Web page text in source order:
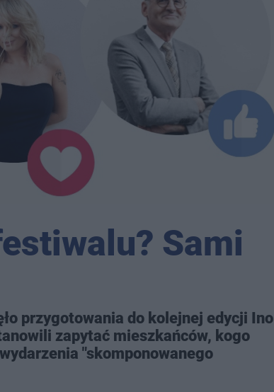
Sami
przygotowania do kolejnej edycji Ino
zapytać mieszkańców, kogo
"skomponowanego